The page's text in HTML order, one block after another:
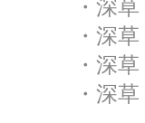
・深
・深
・深
・深